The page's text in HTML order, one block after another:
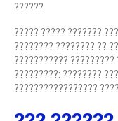
??????.
????? ????? ???????
???????? ???????? ??
??????????? ?????????
?????????: ????????
?????????????????